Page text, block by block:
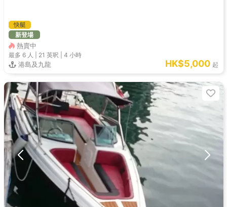
快艇
新登場
熱賣中
最多 6 人 | 21 英呎 |4 小時
港島及九龍 HK$5,000 起